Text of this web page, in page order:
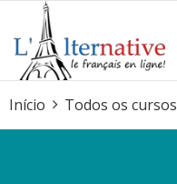
Início Todos os cursos